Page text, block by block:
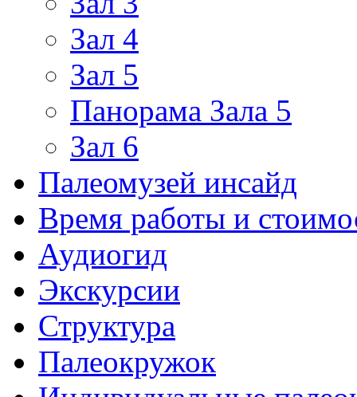
Зал 4
Зал 5
Панорама Зала 5
Зал 6
Палеомузей инсайд
Время работы и
Аудиогид
Экскурсии
Структура
Палеокружок